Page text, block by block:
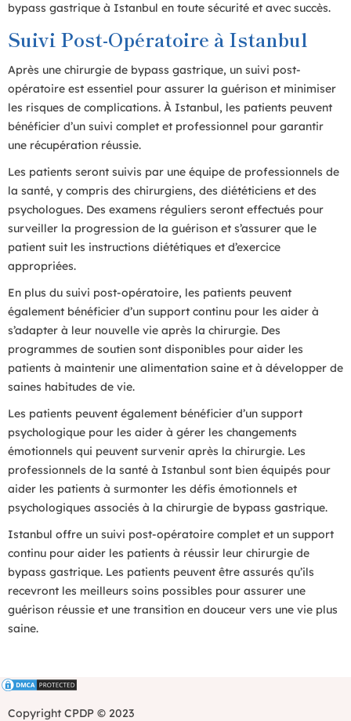
bypass gastrique à Istanbul en toute sécurité et avec succès.
Suivi Post-Opératoire à Istanbul
Après une chirurgie de bypass gastrique, un suivi post-
opératoire est essentiel pour assurer la guérison et minimiser
les risques de complications. À Istanbul, les patients peuvent
bénéficier d’un suivi complet et professionnel pour garantir
une récupération réussie.
Les patients seront suivis par une équipe de professionnels de
la santé, y compris des chirurgiens, des diététiciens et des
psychologues. Des examens réguliers seront effectués pour
surveiller la progression de la guérison et s’assurer que le
patient suit les instructions diététiques et d’exercice
appropriées.
En plus du suivi post-opératoire, les patients peuvent
également bénéficier d’un support continu pour les aider à
s’adapter à leur nouvelle vie après la chirurgie. Des
programmes de soutien sont disponibles pour aider les
patients à maintenir une alimentation saine et à développer de
saines habitudes de vie.
Les patients peuvent également bénéficier d’un support
psychologique pour les aider à gérer les changements
émotionnels qui peuvent survenir après la chirurgie. Les
professionnels de la santé à Istanbul sont bien équipés pour
aider les patients à surmonter les défis émotionnels et
psychologiques associés à la chirurgie de bypass gastrique.
Istanbul offre un suivi post-opératoire complet et un support
continu pour aider les patients à réussir leur chirurgie de
bypass gastrique. Les patients peuvent être assurés qu’ils
recevront les meilleurs soins possibles pour assurer une
guérison réussie et une transition en douceur vers une vie plus
saine.
Copyright CPDP © 2023